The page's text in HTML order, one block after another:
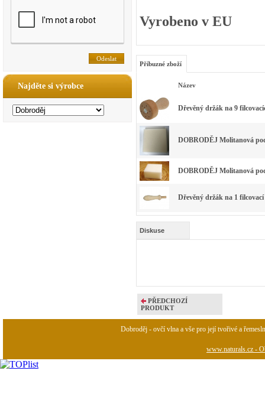
Najděte si výrobce
Vyrobeno v EU
Příbuzné zboží
Název
Dřevěný držák na 9
DOBRODĚJ Molitanová
DOBRODĚJ Molitanová
Dřevěný držák na 1
Diskuse
PŘEDCHOZÍ
PRODUKT
Dobroděj - ovčí vlna a vše pro její tvořivé a
www.naturals.cz -